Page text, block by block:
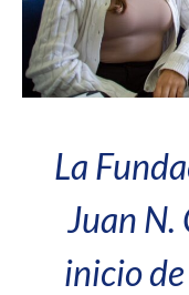
La
Juan N.
inicio